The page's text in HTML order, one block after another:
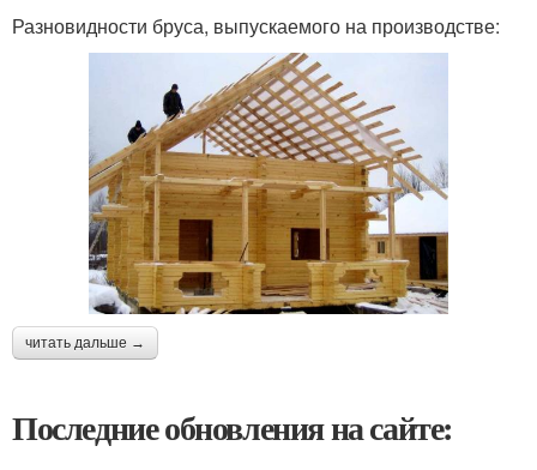
Разновидности бруса, выпускаемого на производстве:
читать дальше →
Последние обновления на сайте: